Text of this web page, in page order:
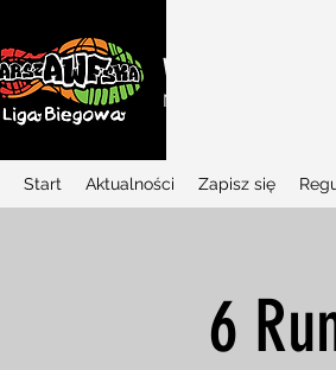
WARSZAWSKA LIGA
Najlepszy w Polsce
Start Aktualności Zapisz się
6